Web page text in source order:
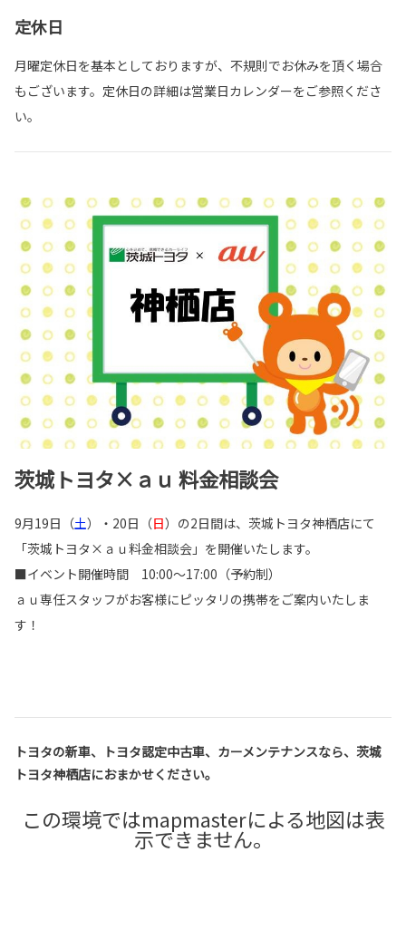
定休日
月曜定休日を基本としておりますが、不規則でお休みを頂く場合
もございます。定休日の詳細は営業日カレンダーをご参照くださ
い。
茨城トヨタ×ａｕ 料金相談会
9月19日（土）・20日（日）の2日間は、茨城トヨタ神栖店にて
「茨城トヨタ×ａｕ料金相談会」を開催いたします。
■イベント開催時間 10:00～17:00（予約制）
ａｕ専任スタッフがお客様にピッタリの携帯をご案内いたしま
す！
トヨタの新車、トヨタ認定中古車、カーメンテナンスなら、茨城
トヨタ神栖店におまかせください。
この環境ではmapmasterによる地図は表
示できません。